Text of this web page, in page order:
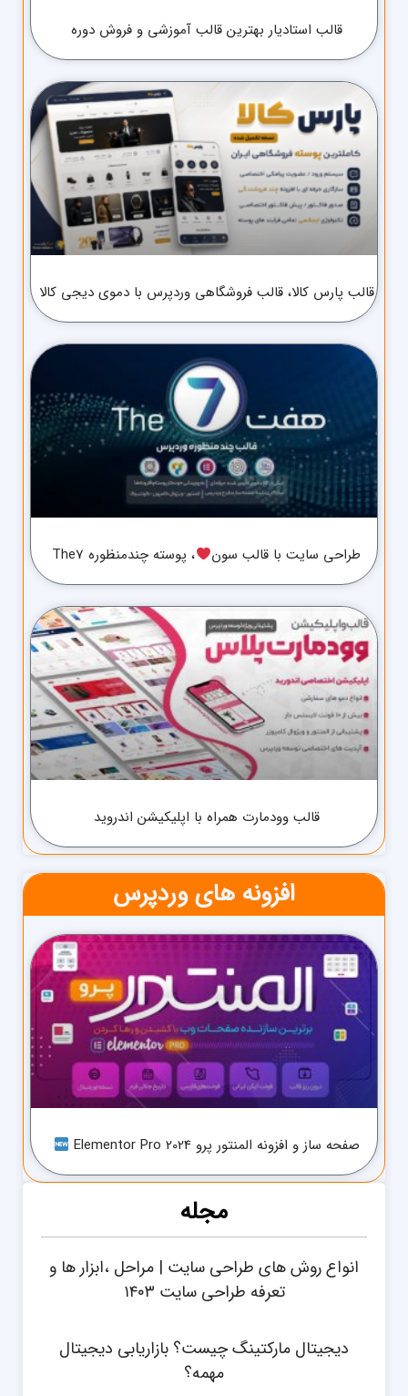
قالب استادیار بهترین قالب آموزشی و فروش دوره
قالب پارس کالا، قالب فروشگاهی وردپرس با دموی دیجی کالا
طراحی سایت با قالب سون ، پوسته چندمنظوره The7
قالب وودمارت همراه با اپلیکیشن اندروید
افزونه های وردپرس
صفحه ساز و افزونه المنتور پرو Elementor Pro 2024
مجله
انواع روش های طراحی سایت | مراحل ،ابزار ها و
تعرفه طراحی سایت ۱۴۰۳
دیجیتال مارکتینگ چیست؟ بازاریابی دیجیتال
مهمه؟